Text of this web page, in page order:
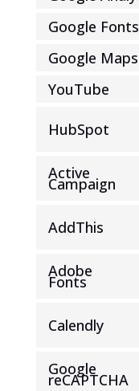
Google Fonts
Google Maps
YouTube
HubSpot
Active
Campaign
AddThis
Adobe
Fonts
Calendly
Google
reCAPTCHA